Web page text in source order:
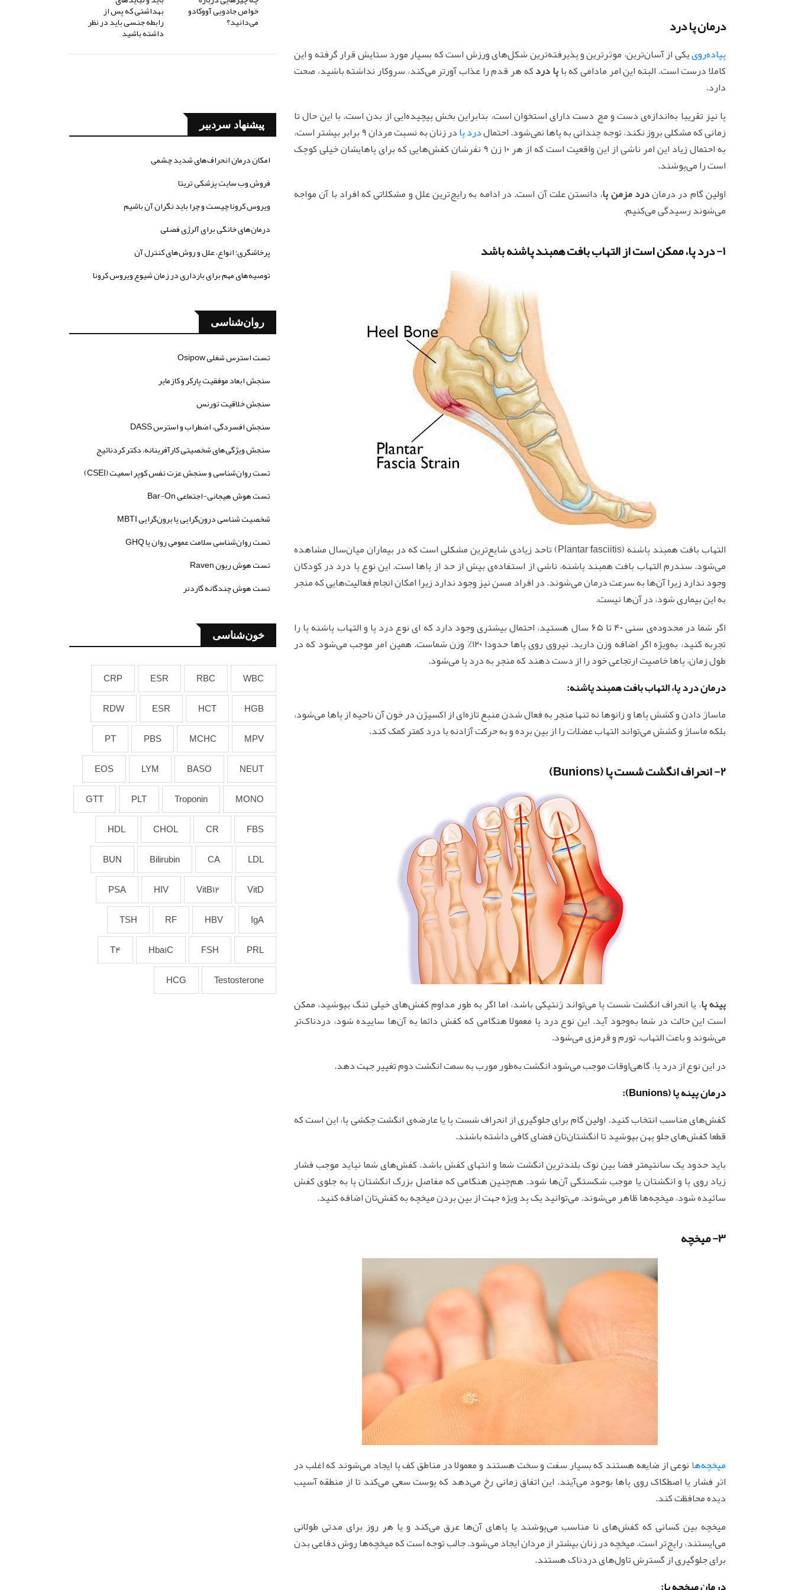
درمان پا درد
پیاده‌روییکی از آسان‌ترین، موثرترین و پذیرفته‌ترین شکل‌های ورزش است که بسیار مورد ستایش قرار گرفته و این
کاملا درست است. البته این امر مادامی که باپا دردکه هر قدم را عذاب آورتر می‌کند، سروکار نداشته باشید، صحت
دارد.
پا نیز تقریبا به‌اندازه‌ی دست و مچ دست دارای استخوان است، بنابراین بخش پیچیده‌ایی از بدن است. با این حال تا
زمانی که مشکلی بروز نکند، توجه چندانی به پاها نمی‌شود. احتمالدرد پا
در زنان به نسبت مردان ۹ برابر بیشتر است،
به احتمال زیاد این امر ناشی از این واقعیت است که از هر ۱۰ زن ۹ نفرشان کفش‌هایی که برای پاهایشان خیلی کوچک
است را می‌پوشند.
اولین گام در درماندرد مزمن پا، دانستن علت آن است. در ادامه به رایج‌ترین علل و مشکلاتی که افراد با آن مواجه
می‌شوند رسیدگی می‌کنیم.
1- درد پا، ممکن است از التهاب بافت همبند پاشنه باشد
التهاب بافت همبند پاشنه (Plantar fasciitis) تاحد زیادی شایع‌ترین مشکلی است که در بیماران میان‌سال مشاهده
می‌شود. سندرم التهاب بافت همبند پاشنه، ناشی از استفاده‌ی بیش از حد از پاها است. این نوع پا درد در کودکان
وجود ندارد زیرا آن‌ها به سرعت درمان می‌شوند. در افراد مسن نیز وجود ندارد زیرا امکان انجام فعالیت‌هایی که منجر
به این بیماری شود، در آن‌ها نیست.
اگر شما در محدوده‌ی سنی ۴۰ تا ۶۵ سال هستید، احتمال بیشتری وجود دارد که ای نوع درد پا و التهاب پاشنه پا را
تجربه کنید، به‌ویژه اگر اضافه وزن دارید. نیروی روی پاها حدودا ۱۲۰٪ وزن شماست. همین امر موجب می‌شود که در
طول زمان، پاها خاصیت ارتجاعی خود را از دست دهند که منجر به درد پا می‌شود.
درمان درد پا، التهاب بافت همبند پاشنه:
ماساژ دادن و کشش پاها و زانوها نه تنها منجر به فعال شدن منبع تازه‌ای از اکسیژن در خون آن ناحیه از پاها می‌شود،
بلکه ماساژ و کشش می‌تواند التهاب عضلات را از بین برده و به حرکت آزادنه با درد کمتر کمک کند.
2- انحراف انگشت شست پا (Bunions)
پینه پا، یا انحراف انگشت شست پا می‌تواند ژنتیکی باشد، اما اگر به طور مداوم کفش‌های خیلی تنگ بپوشید، ممکن
است این حالت در شما به‌وجود آید. این نوع درد پا معمولا هنگامی که کفش دائما به آن‌ها ساییده شود، دردناک‌تر
می‌شوند و باعث التهاب، تورم و قرمزی می‌شود.
در این نوع از درد پا، گاهی‌اوقات موجب می‌شود انگشت به‌طور مورب به‌ سمت انگشت دوم تغییر جهت دهد.
درمان پینه پا (Bunions):
کفش‌های مناسب انتخاب کنید. اولین گام برای جلوگیری از انحراف شست پا یا عارضه‌ی انگشت چکشی پا، این است که
قطعا کفش‌های جلو پهن بپوشید تا انگشتان‌تان فضای کافی داشته باشند.
باید حدود یک سانتیمتر فضا بین نوک بلندترین انگشت شما و انتهای کفش باشد. کفش‌های شما نباید موجب فشار
زیاد روی پا و انگشتان یا موجب شکستگی آن‌ها شود. هم‌چنین هنگامی که مفاصل بزرگ انگشتان پا به جلوی کفش
سائیده شود، میخچه‌ها ظاهر می‌شوند. می‌توانید یک پد ویژه جهت از بین بردن میخچه به کفش‌تان اضافه کنید.
3- میخچه
میخچه‌هانوعی از ضایعه هستند که بسیار سفت و سخت هستند و معمولا در مناطق کف پا ایجاد می‌شوند که اغلب در
اثر فشار یا اصطکاک روی پاها بوجود می‌آیند. این اتفاق زمانی رخ می‌دهد که پوست سعی می‌کند تا از منطقه آسیب
دیده محافظت کند.
میخچه بین کسانی که کفش‌های نا مناسب می‌پوشند یا پاهای آن‌ها عرق می‌کند و یا هر روز برای مدتی طولانی
می‌ایستند، رایج‌تر است. میخچه در زنان بیشتر از مردان ایجاد می‌شود. جالب توجه است که میخچه‌ها روش دفاعی بدن
برای جلوگیری از گسترش تاول‌های دردناک هستند.
خواص جادویی آووکادو
می‌دانید؟
بهداشتی که پس از
رابطه جنسی باید در نظر
داشته باشید
پیشنهاد سردبیر
امکان درمان انحراف‌های شدید چشمی
فروش وب سایت پزشکی تریتا
ویروس کرونا چیست و چرا باید نگران آن باشیم
درمان‌های خانگی برای آلرژی فصلی
پرخاشگری؛ انواع، علل و روش‌های کنترل آن
توصیه‌های مهم برای بارداری در زمان شیوع ویروس کرونا
روان‌شناسی
تست استرس شغلی Osipow
سنجش ابعاد موفقیت پارکر و کازمایر
سنجش خلاقیت تورنس
سنجش افسردگی، اضطراب و استرس DASS
سنجش ویژگی‌های شخصیتی کارآفرینانه، دکتر کردنائیج
تست روان‌شناسی و سنجش عزت نفس کوپر اسمیت (CSEI)
تست هوش هیجانی-اجتماعی Bar-On
شخصیت شناسی درون‌گرایی یا برون‌گرایی MBTI
تست روان‌شناسی سلامت عمومی روان یا GHQ
تست هوش ریون Raven
تست هوش چندگانه گاردنر
خون‌شناسی
WBC
RBC
ESR
CRP
HGB
HCT
ESR
RDW
MPV
MCHC
PBS
PT
NEUT
BASO
LYM
EOS
MONO
Troponin
PLT
GTT
FBS
CR
CHOL
HDL
LDL
CA
Bilirubin
BUN
VitD
VitB12
HIV
PSA
IgA
HBV
RF
TSH
PRL
FSH
Hba1C
T4
Testosterone
HCG